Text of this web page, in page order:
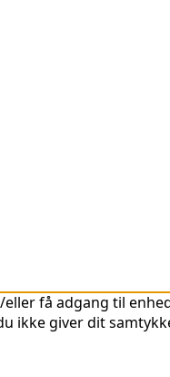
få adgang til
ikke giver dit